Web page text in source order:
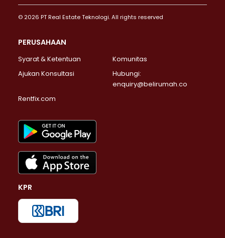
© 2026 PT Real Estate Teknologi. All rights reserved
PERUSAHAAN
Syarat & Ketentuan
Komunitas
Ajukan Konsultasi
Hubungi:
enquiry@belirumah.co
Rentfix.com
KPR